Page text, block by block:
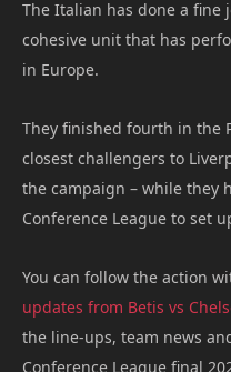
The Italian has done a fine
cohesive unit that has
in Europe.
They finished fourth in the
closest challengers to
the campaign – while they
Conference League to set
You can follow the action
updates from Betis vs
the line-ups, team news
Conference League final